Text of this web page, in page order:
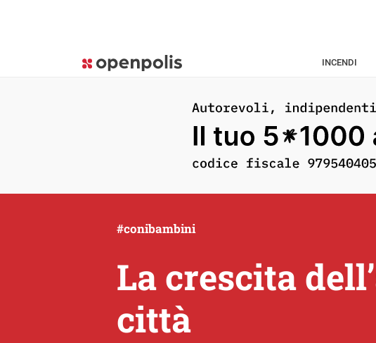
INCENDI
La crescita
città
#conibambini